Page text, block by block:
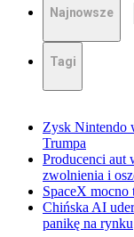
Najnowsze
Tagi
Zysk Nintendo
Trumpa
Producenci aut
zwolnienia i
SpaceX
Chińska AI
panikę na rynku